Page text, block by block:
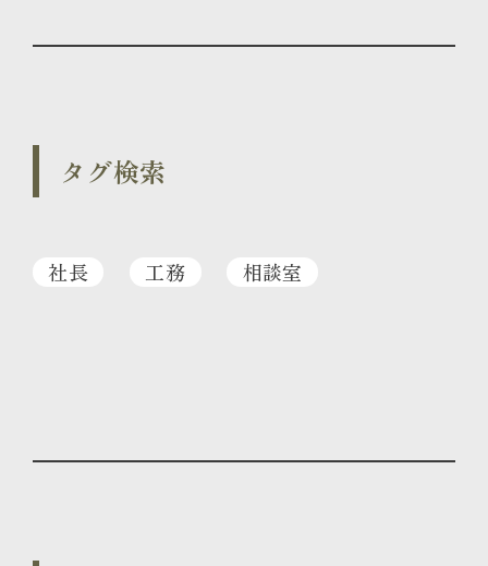
タグ検索
社長 工務 相談室